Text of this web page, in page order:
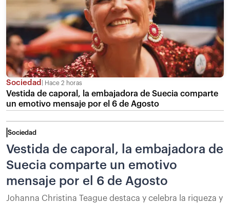
Sociedad Hace 2 horas
Vestida de caporal, la embajadora de Suecia comparte
un emotivo mensaje por el 6 de Agosto
Sociedad
Vestida de caporal, la embajadora de
Suecia comparte un emotivo
mensaje por el 6 de Agosto
Johanna Christina Teague destaca y celebra la riqueza y